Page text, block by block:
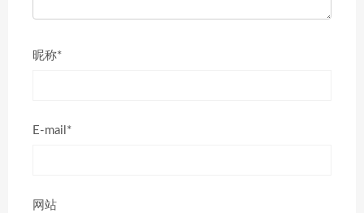
昵称*
E-mail*
网站